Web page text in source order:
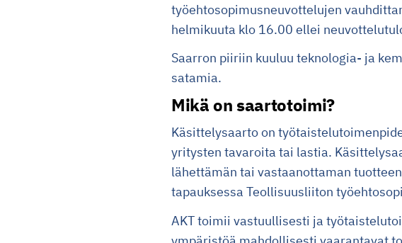
työehtosopimusneuvottelujen
helmikuuta klo 16.00 ellei
Saarron piiriin kuuluu teknologia- ja
satamia.
Mikä on saartotoimi?
Käsittelysaarto on
yritysten tavaroita tai lastia.
lähettämän tai vastaanottaman
tapauksessa Teollisuusliiton
AKT toimii vastuullisesti ja